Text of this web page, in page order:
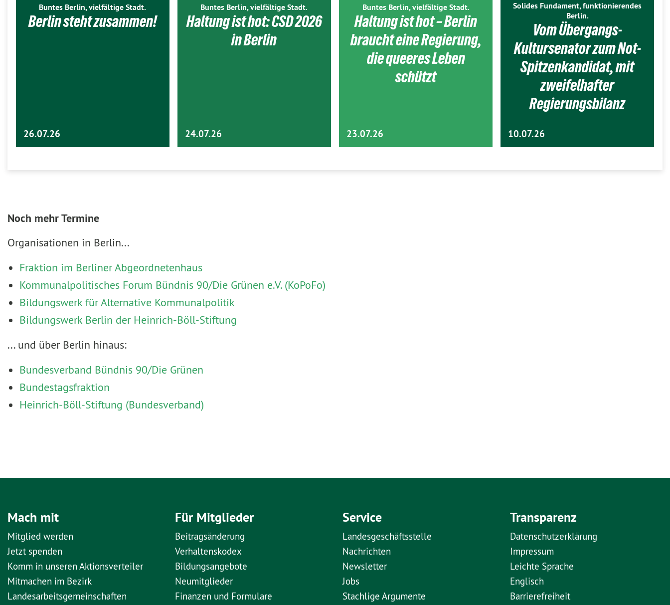
Buntes Berlin, vielfältige Stadt.
Berlin steht zusammen!
26.07.26
Buntes Berlin, vielfältige Stadt.
Haltung ist hot: CSD 2026
in Berlin
24.07.26
Buntes Berlin, vielfältige Stadt.
Haltung ist hot – Berlin
braucht eine Regierung,
die queeres Leben
schützt
23.07.26
Solides Fundament, funktionierendes
Berlin.
Vom Übergangs-
Kultursenator zum Not-
Spitzenkandidat, mit
zweifelhafter
Regierungsbilanz
10.07.26
Noch mehr Termine
Organisationen in Berlin...
Fraktion im Berliner Abgeordnetenhaus
Kommunalpolitisches Forum Bündnis 90/Die Grünen e.V. (KoPoFo)
Bildungswerk für Alternative Kommunalpolitik
Bildungswerk Berlin der Heinrich-Böll-Stiftung
... und über Berlin hinaus:
Bundesverband Bündnis 90/Die Grünen
Bundestagsfraktion
Heinrich-Böll-Stiftung (Bundesverband)
Mach mit
Mitglied werden
Jetzt spenden
Komm in unseren Aktionsverteiler
Mitmachen im Bezirk
Landesarbeitsgemeinschaften
Für Mitglieder
Beitragsänderung
Verhaltenskodex
Bildungsangebote
Neumitglieder
Finanzen und Formulare
Service
Landesgeschäftsstelle
Nachrichten
Newsletter
Jobs
Stachlige Argumente
Transparenz
Datenschutzerklärung
Impressum
Leichte Sprache
Englisch
Barrierefreiheit